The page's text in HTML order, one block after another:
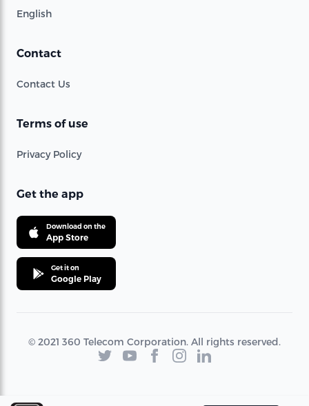
English
Contact
Contact Us
Terms of use
Privacy Policy
Get the app
Download on the
App Store
Get it on
Google Play
© 2021 360 Telecom Corporation. All rights reserved.